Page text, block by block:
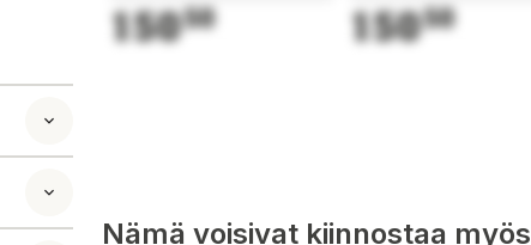
15050 15050
Nämä voisivat kiinnostaa myös